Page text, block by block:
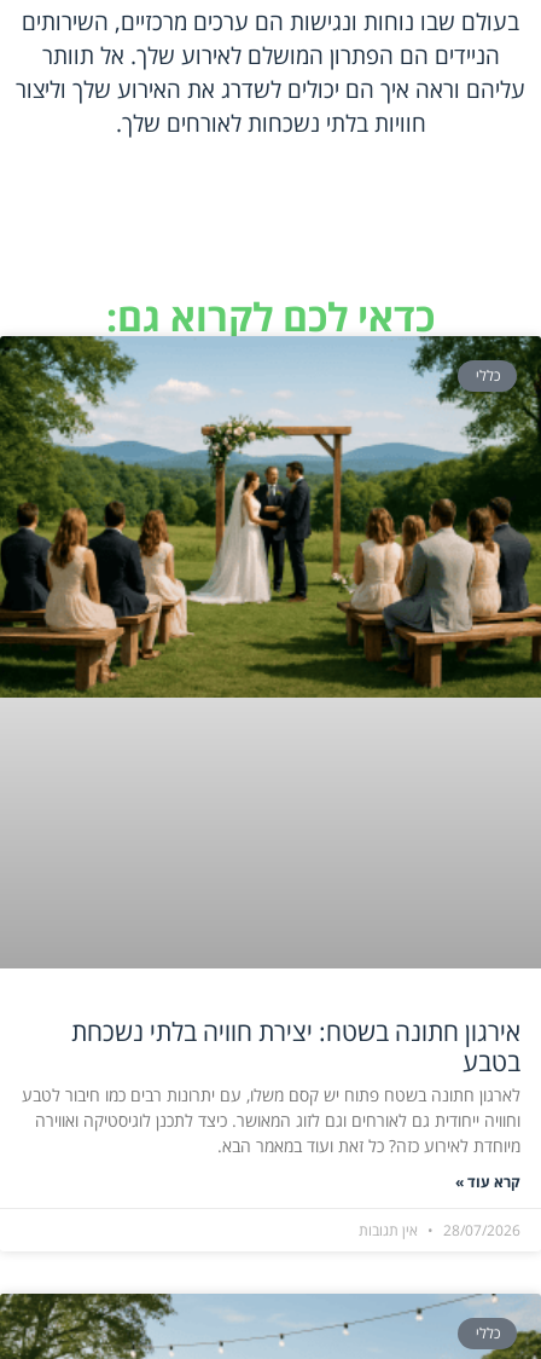
בעולם שבו נוחות ונגישות הם ערכים מרכזיים, השירותים
הניידים הם הפתרון המושלם לאירוע שלך. אל תוותר
עליהם וראה איך הם יכולים לשדרג את האירוע שלך וליצור
חוויות בלתי נשכחות לאורחים שלך.
כדאי לכם לקרוא גם:
כללי
אירגון חתונה בשטח: יצירת חוויה בלתי נשכחת
בטבע
לארגון חתונה בשטח פתוח יש קסם משלו, עם יתרונות רבים כמו חיבור לטבע
וחוויה ייחודית גם לאורחים וגם לזוג המאושר. כיצד לתכנן לוגיסטיקה ואווירה
מיוחדת לאירוע כזה? כל זאת ועוד במאמר הבא.
קרא עוד »
28/07/2026 אין תגובות
כללי